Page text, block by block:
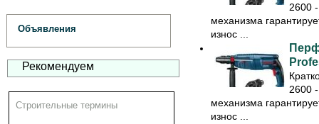
Объявления
Рекомендуем
Строительные термины
2600
механизма
износ ...
2600
механизма
износ ...